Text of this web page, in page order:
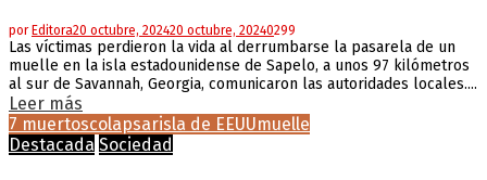
por Editora20 octubre, 202420 octubre, 20240299
Las víctimas perdieron la vida al derrumbarse la pasarela de un
muelle en la isla estadounidense de Sapelo, a unos 97 kilómetros
al sur de Savannah, Georgia, comunicaron las autoridades locales....
Leer más
7 muertoscolapsarisla de EEUUmuelle
Destacada Sociedad